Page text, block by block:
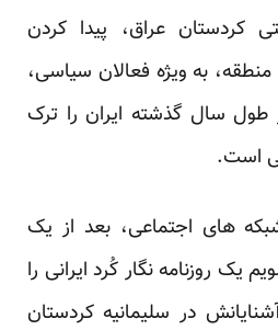
کردستان عراق، پیدا کردن
منطقه، به ویژه فعالان سیاسی،
سال گذشته ایران را ترک
است.
های اجتماعی، بعد از یک
روزنامه نگار کُرد ایرانی را
در سلیمانیه کردستان